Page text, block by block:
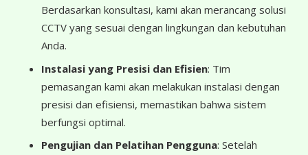
Berdasarkan konsultasi, kami akan merancang solusi
CCTV yang sesuai dengan lingkungan dan kebutuhan
Anda.
Instalasi yang Presisi dan Efisien: Tim
pemasangan kami akan melakukan instalasi dengan
presisi dan efisiensi, memastikan bahwa sistem
berfungsi optimal.
Pengujian dan Pelatihan Pengguna: Setelah